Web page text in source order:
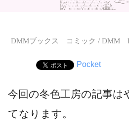
DMMブックス コミック / DMM
Pocket
今回の冬色工房の記事は
てなります。